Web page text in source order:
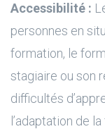
Accessibilité :
personnes en
formation, le
stagiaire ou son
difficultés
l’adaptation de